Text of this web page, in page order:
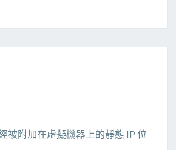
被附加在虛擬機器上的靜態 IP 位